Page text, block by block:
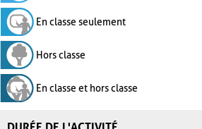
En classe seulement
Hors classe
En classe et hors classe